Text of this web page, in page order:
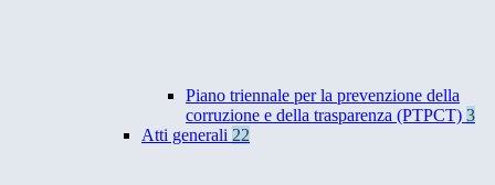
Piano triennale per la prevenzione della
corruzione e della trasparenza (PTPCT) 3
Atti generali 22